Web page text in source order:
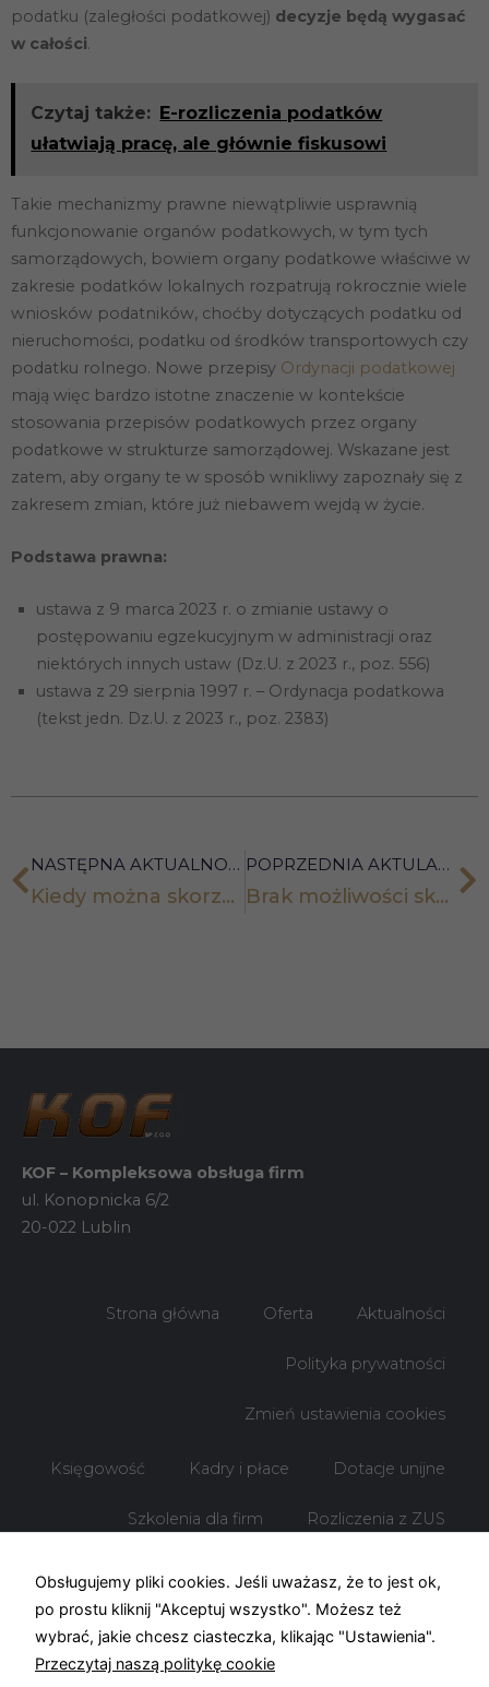
podatku (zaległości podatkowej) decyzje będą wygasać
w całości.
Czytaj także: E-rozliczenia podatków
ułatwiają pracę, ale głównie fiskusowi
Takie mechanizmy prawne niewątpliwie usprawnią
funkcjonowanie organów podatkowych, w tym tych
samorządowych, bowiem organy podatkowe właściwe w
zakresie podatków lokalnych rozpatrują rokrocznie wiele
wniosków podatników, choćby dotyczących podatku od
nieruchomości, podatku od środków transportowych czy
podatku rolnego. Nowe przepisy Ordynacji podatkowej
mają więc bardzo istotne znaczenie w kontekście
stosowania przepisów podatkowych przez organy
podatkowe w strukturze samorządowej. Wskazane jest
zatem, aby organy te w sposób wnikliwy zapoznały się z
zakresem zmian, które już niebawem wejdą w życie.
Podstawa prawna:
ustawa z 9 marca 2023 r. o zmianie ustawy o
postępowaniu egzekucyjnym w administracji oraz
niektórych innych ustaw (Dz.U. z 2023 r., poz. 556)
ustawa z 29 sierpnia 1997 r. – Ordynacja podatkowa
(tekst jedn. Dz.U. z 2023 r., poz. 2383)
NASTĘPNA AKTUALNOŚĆ
Kiedy można skorzystać z ulgi termomodernizacyjnej
POPRZEDNIA AKTULANOŚĆ
Brak możliwości skorzystania ze zwolnienia z VAT przez przedsiębiorcę
KOF – Kompleksowa obsługa firm
ul. Konopnicka 6/2
20-022 Lublin
Strona główna Oferta Aktualności
Polityka prywatności
Zmień ustawienia cookies
Księgowość Kadry i płace Dotacje unijne
Szkolenia dla firm Rozliczenia z ZUS
Obsługujemy pliki cookies. Jeśli uważasz, że to jest ok,
po prostu kliknij "Akceptuj wszystko". Możesz też
wybrać, jakie chcesz ciasteczka, klikając "Ustawienia".
Przeczytaj naszą politykę cookie
Konieczne
Te pliki cookie
nie są
opcjonalne. Są
one potrzebne
do
funkcjonowania
strony
internetowej.
Statystyka
Abyśmy mogli
poprawić
funkcjonalność
i strukturę
używana.
Doświadczenie
Aby nasza
strona
podczas
te pliki cookie,
niektóre funkcje
znikną ze
swoje
zobaczenie